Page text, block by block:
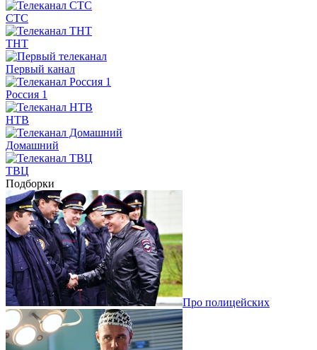
СТС
ТНТ
Первый канал
Россия 1
НТВ
Домашний
ТВЦ
Подборки
Про полицейских